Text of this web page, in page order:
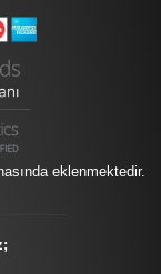
eklenmektedir.